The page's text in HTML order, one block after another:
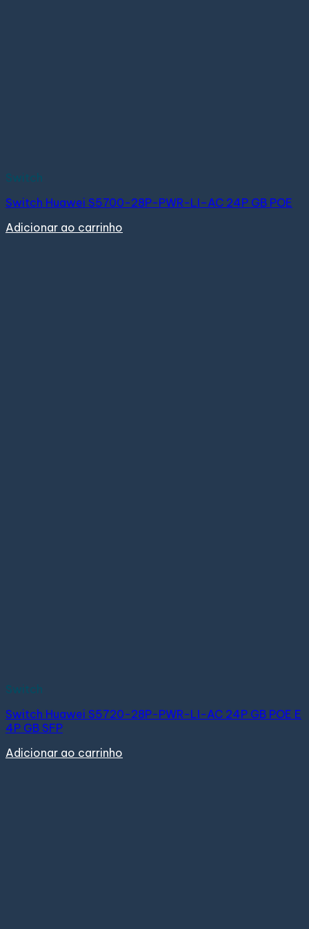
Switch
Switch Huawei S5700-28P-PWR-LI–AC 24P GB POE
Adicionar ao carrinho
Switch
Switch Huawei S5720-28P-PWR-LI-AC 24P GB POE E
4P GB SFP
Adicionar ao carrinho